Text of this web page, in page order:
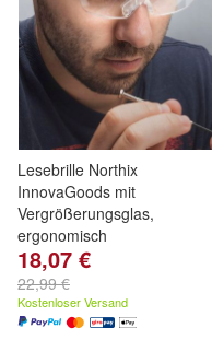
Lesebrille Northix
InnovaGoods mit
Vergrößerungsglas,
ergonomisch
18,07 €
22,99 €
Kostenloser Versand